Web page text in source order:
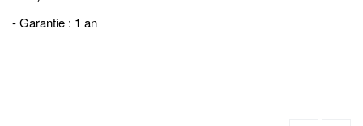
- Garantie : 1 an